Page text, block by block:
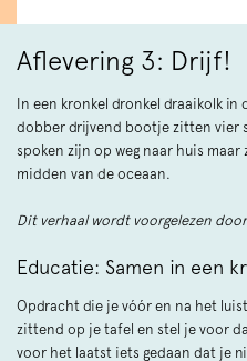
Aflevering 3: Drijf!
In een kronkel dronkel draaikolk in
dobber drijvend bootje zitten vier
spoken zijn op weg naar huis
midden van de oceaan.
Dit verhaal wordt voorgelezen
Educatie: Samen in een
Opdracht die je vóór en na het
zittend op je tafel en stel je voor
voor het laatst iets gedaan dat je